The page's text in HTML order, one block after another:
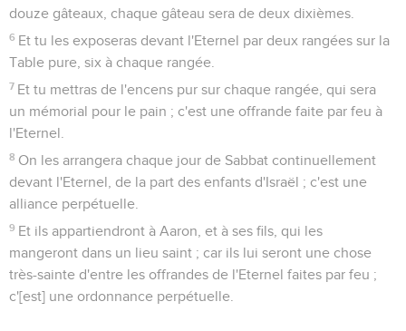
douze gâteaux, chaque gâteau sera de deux dixièmes.
6 Et tu les exposeras devant l'Eternel par deux rangées sur la
Table pure, six à chaque rangée.
7 Et tu mettras de l'encens pur sur chaque rangée, qui sera
un mémorial pour le pain ; c'est une offrande faite par feu à
l'Eternel.
8 On les arrangera chaque jour de Sabbat continuellement
devant l'Eternel, de la part des enfants d'Israël ; c'est une
alliance perpétuelle.
9 Et ils appartiendront à Aaron, et à ses fils, qui les
mangeront dans un lieu saint ; car ils lui seront une chose
très-sainte d'entre les offrandes de l'Eternel faites par feu ;
c'[est] une ordonnance perpétuelle.